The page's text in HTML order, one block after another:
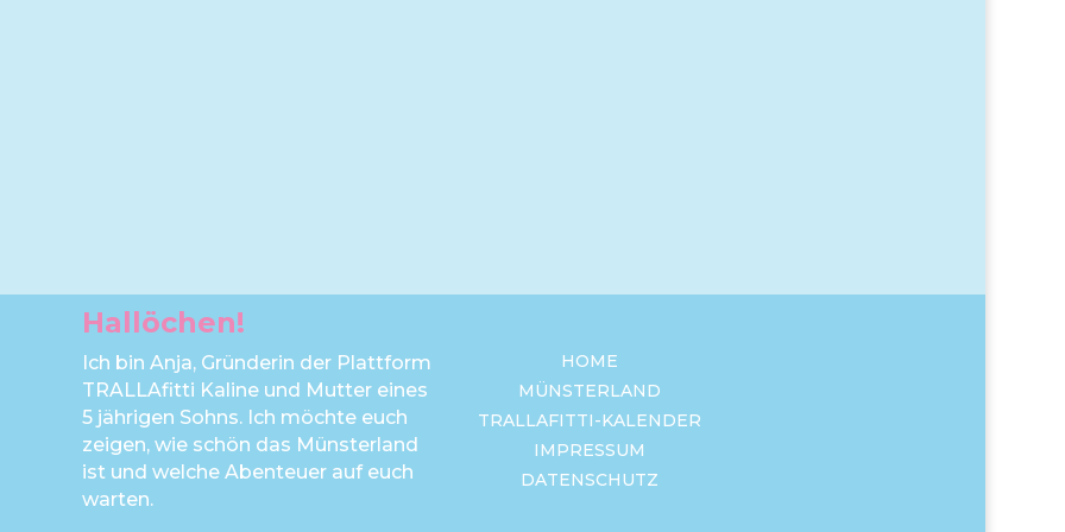
Hallöchen!
Ich bin Anja, Gründerin der Plattform
TRALLAfitti Kaline und Mutter eines
5 jährigen Sohns. Ich möchte euch
zeigen, wie schön das Münsterland
ist und welche Abenteuer auf euch
warten.
HOME
MÜNSTERLAND
TRALLAFITTI-KALENDER
IMPRESSUM
DATENSCHUTZ